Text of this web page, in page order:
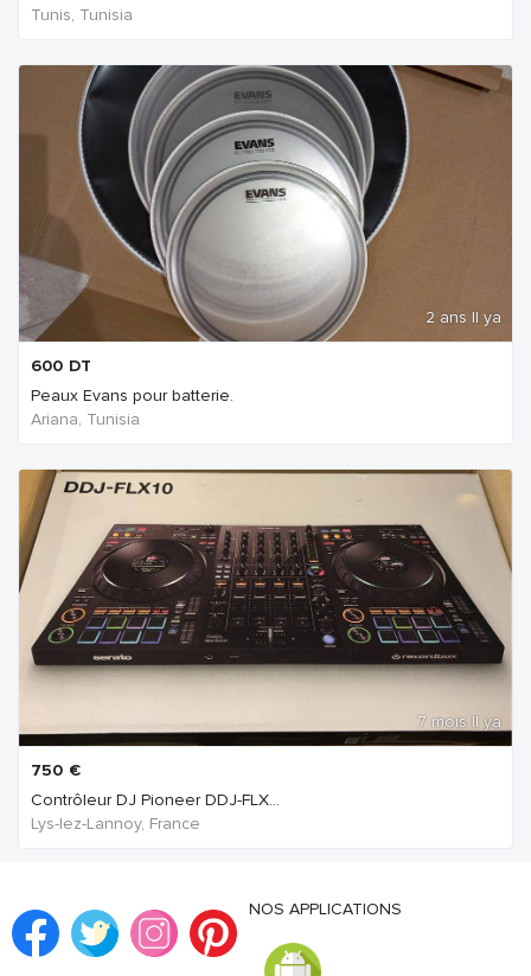
Tunis, Tunisia
2 ans Il ya
600 DT
Peaux Evans pour batterie.
Ariana, Tunisia
7 mois Il ya
750 €
Contrôleur DJ Pioneer DDJ-FLX...
Lys-lez-Lannoy, France
NOS APPLICATIONS